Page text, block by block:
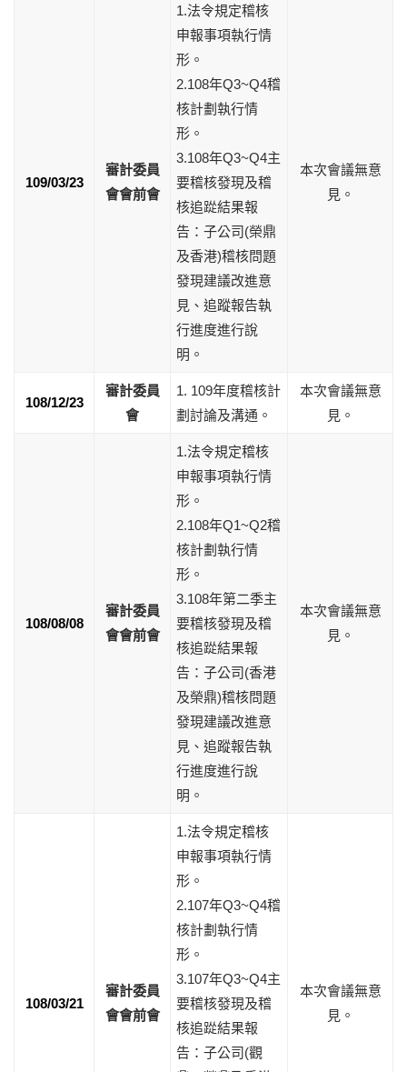
109/03/23
審計委員
會會前會
1.法令規定稽核
申報事項執行情
形。
2.108年Q3~Q4稽
核計劃執行情
形。
3.108年Q3~Q4主
要稽核發現及稽
核追踨結果報
告：子公司(榮鼎
及香港)稽核問題
發現建議改進意
見、追蹤報告執
行進度進行說
明。
本次會議無意
見。
108/12/23
審計委員
會
1. 109年度稽核計
劃討論及溝通。
本次會議無意
見。
108/08/08
審計委員
會會前會
1.法令規定稽核
申報事項執行情
形。
2.108年Q1~Q2稽
核計劃執行情
形。
3.108年第二季主
要稽核發現及稽
核追踨結果報
告：子公司(香港
及榮鼎)稽核問題
發現建議改進意
見、追蹤報告執
行進度進行說
明。
本次會議無意
見。
108/03/21
審計委員
會會前會
1.法令規定稽核
申報事項執行情
形。
2.107年Q3~Q4稽
核計劃執行情
形。
3.107年Q3~Q4主
要稽核發現及稽
核追踨結果報
告：子公司(觀
本次會議無意
見。